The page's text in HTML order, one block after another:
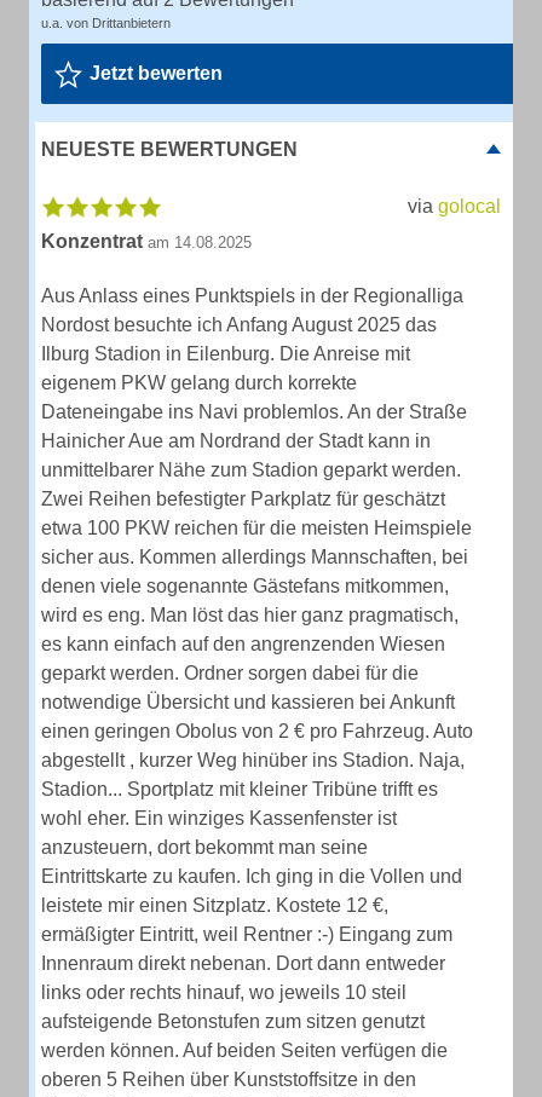
u.a. von Drittanbietern
Jetzt bewerten
NEUESTE BEWERTUNGEN
via golocal
Konzentrat am 14.08.2025
Aus Anlass eines Punktspiels in der Regionalliga
Nordost besuchte ich Anfang August 2025 das
Ilburg Stadion in Eilenburg. Die Anreise mit
eigenem PKW gelang durch korrekte
Dateneingabe ins Navi problemlos. An der Straße
Hainicher Aue am Nordrand der Stadt kann in
unmittelbarer Nähe zum Stadion geparkt werden.
Zwei Reihen befestigter Parkplatz für geschätzt
etwa 100 PKW reichen für die meisten Heimspiele
sicher aus. Kommen allerdings Mannschaften, bei
denen viele sogenannte Gästefans mitkommen,
wird es eng. Man löst das hier ganz pragmatisch,
es kann einfach auf den angrenzenden Wiesen
geparkt werden. Ordner sorgen dabei für die
notwendige Übersicht und kassieren bei Ankunft
einen geringen Obolus von 2 € pro Fahrzeug. Auto
abgestellt , kurzer Weg hinüber ins Stadion. Naja,
Stadion... Sportplatz mit kleiner Tribüne trifft es
wohl eher. Ein winziges Kassenfenster ist
anzusteuern, dort bekommt man seine
Eintrittskarte zu kaufen. Ich ging in die Vollen und
leistete mir einen Sitzplatz. Kostete 12 €,
ermäßigter Eintritt, weil Rentner :-) Eingang zum
Innenraum direkt nebenan. Dort dann entweder
links oder rechts hinauf, wo jeweils 10 steil
aufsteigende Betonstufen zum sitzen genutzt
werden können. Auf beiden Seiten verfügen die
oberen 5 Reihen über Kunststoffsitze in den